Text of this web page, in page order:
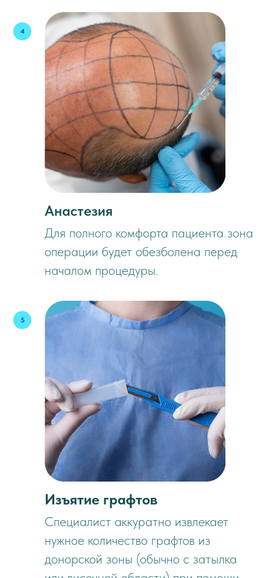
Анастезия
Для полного комфорта пациента зона
операции будет обезболена перед
началом процедуры.
Изъятие графтов
Специалист аккуратно извлекает
нужное количество графтов из
донорской зоны (обычно с затылка